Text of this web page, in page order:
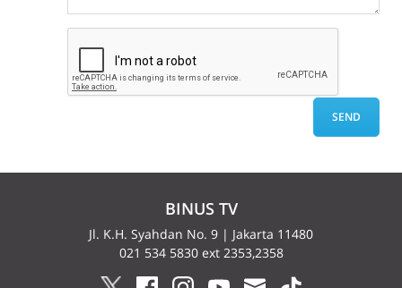
BINUS TV
Jl. K.H. Syahdan No. 9 | Jakarta 11480
021 534 5830 ext 2353,2358